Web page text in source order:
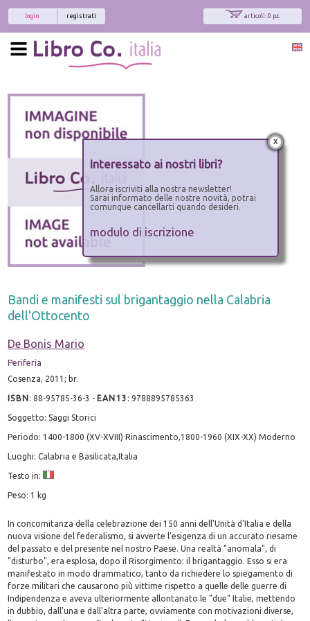
articoli: 0 pz.
registrati
login
Bandi e manifesti sul brigantaggio nella Calabria
dell'Ottocento
De Bonis Mario
Periferia
Cosenza, 2011; br.
ISBN:88-95785-36-3 - EAN13 :9788895785363
Soggetto: Saggi Storici
Periodo: 1400-1800 (XV-XVIII) Rinascimento,1800-1960 (XIX-XX) Moderno
Luoghi: Calabria e Basilicata,Italia
Testo in:
Peso: 1 kg
In concomitanza della celebrazione dei 150 anni dell'Unità d'Italia e della
nuova visione del federalismo, si avverte l'esigenza di un accurato riesame
del passato e del presente nel nostro Paese. Una realtà "anomala", di
"disturbo", era esplosa, dopo il Risorgimento: il brigantaggio. Esso si era
manifestato in modo drammatico, tanto da richiedere lo spiegamento di
forze militari che causarono più vittime rispetto a quelle delle guerre di
Indipendenza e aveva ulteriormente allontanato le "due" Italie, mettendo
in dubbio, dall'una e dall'altra parte, ovviamente con motivazioni diverse,
x
Interessato ai nostri libri?
Allora iscriviti alla nostra newsletter!
Sarai informato delle nostre novità, potrai
comunque cancellarti quando desideri.
modulo di iscrizione